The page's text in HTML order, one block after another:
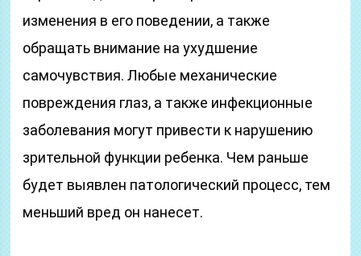
изменения в его поведении, а также
обращать внимание на ухудшение
самочувствия. Любые механические
повреждения глаз, а также инфекционные
заболевания могут привести к нарушению
зрительной функции ребенка. Чем раньше
будет выявлен патологический процесс, тем
меньший вред он нанесет.